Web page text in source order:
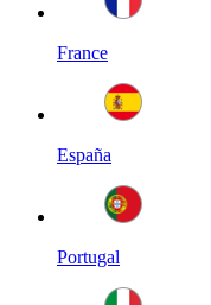
France
España
Portugal